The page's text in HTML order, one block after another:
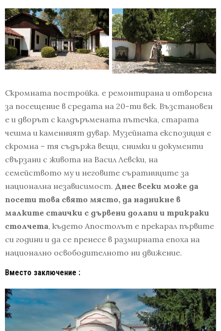
Скромната постройка. е ремонтирана и отворена
за посещение в средата на 20-ти век. Възстановен
е и дворът с калдъръмената пътечка, старата
чешма и каменният дувар. Музейната експозиция е
скромна – тя съдържа вещи, снимки и документи
свързани с живота на Васил Левски, на
семейството му и неговите съратниците за
национална независимост. Днес всеки може да
посети това свято място, да надникне в
малките стаички с дървени долапи и трикраки
столчета, където Апостолът е прекарал първите
си години и да се пренесе в размирната епоха на
национално освободителното ни движение.
Вместо заключение :